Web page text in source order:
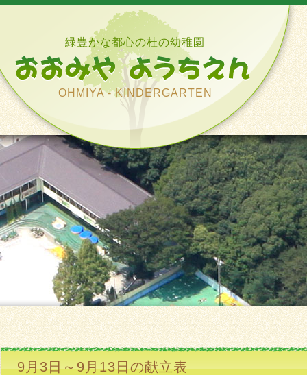
緑豊かな都心の杜の幼稚園
OHMIYA - KINDERGARTEN
9月3日～9月13日の献立表